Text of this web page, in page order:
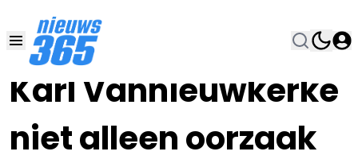
Karl Vannieuwkerke
niet alleen oorzaak
01 AUG 2024, 12:00